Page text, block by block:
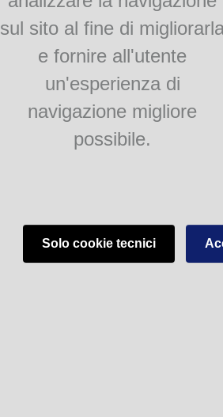
sul sito al fine di
e fornire all'utente
un'esperienza di
navigazione migliore
possibile.
Solo cookie tecnici